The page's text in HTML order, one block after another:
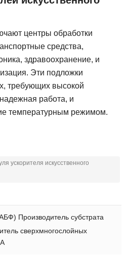
центры обработки
средства,
здравоохранение, и
Эти подложки
требующих высокой
работа, и
температурным режимом.
ускорителя искусственного
Производитель субстрата
сверхмногослойных